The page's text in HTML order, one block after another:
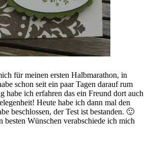
für meinen ersten Halbmarathon, in
schon seit ein paar Tagen darauf rum
habe ich erfahren das ein Freund dort auch
Heute habe ich dann mal den
beschlossen, der Test ist bestanden. 🙂
Wünschen verabschiede ich mich